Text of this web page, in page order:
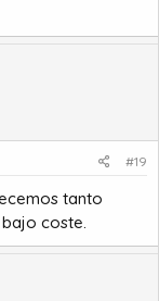
#19
tanto
coste.